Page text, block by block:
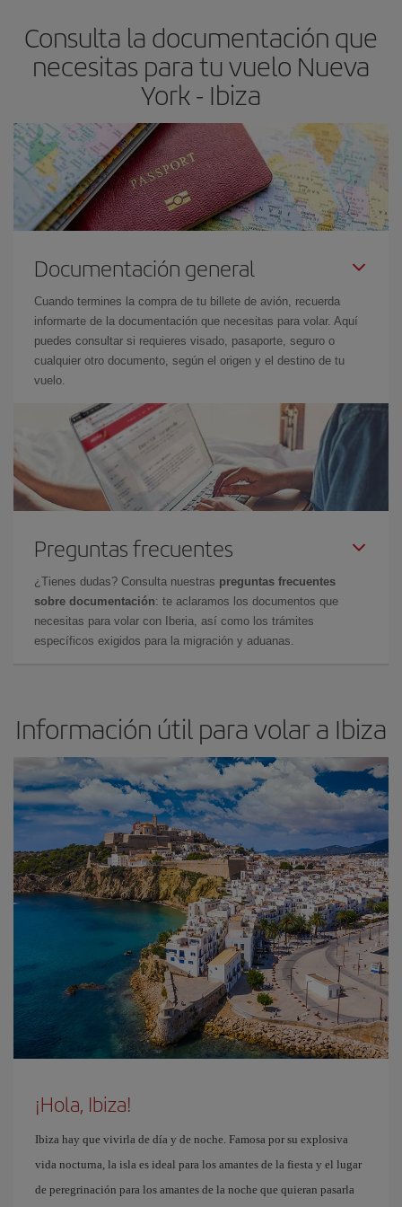
avión más baratos te saldrán. Además, si buscas los vuelos con
las fechas y los horarios del viaje un poco abiertos, podráselegir
el precio más barato.
Consulta la documentación que
necesitas para tu vuelo Nueva
York - Ibiza
Documentación general
Cuando termines la compra de tu billete de avión, recuerda
informarte de la documentación que necesitas para volar. Aquí
puedes consultar si requieres visado, pasaporte, seguro o
cualquier otro documento, según el origen y el destino de tu
vuelo.
Preguntas frecuentes
¿Tienes dudas? Consulta nuestras preguntas frecuentes
sobre documentación: te aclaramos los documentos que
necesitas para volar con Iberia, así como los trámites
específicos exigidos para la migración y aduanas.
Información útil para volar a Ibiza
¡Hola, Ibiza!
Ibiza hay que vivirla de día y de noche. Famosa por su explosiva
vida nocturna, la isla es ideal para los amantes de la fiesta y el lugar
de peregrinación para los amantes de la noche que quieran pasarla